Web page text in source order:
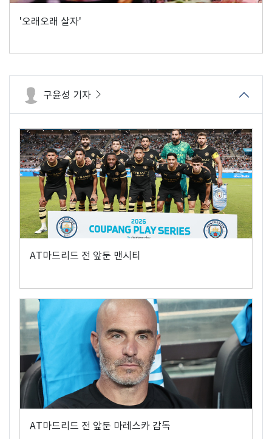
'오래오래 살자'
구윤성 기자
AT마드리드 전 앞둔 맨시티
AT마드리드 전 앞둔 마레스카 감독